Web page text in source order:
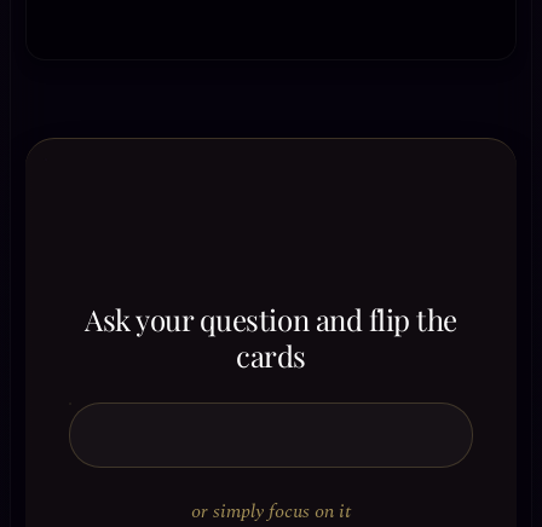
Ask your question and flip the
cards
or simply focus on it